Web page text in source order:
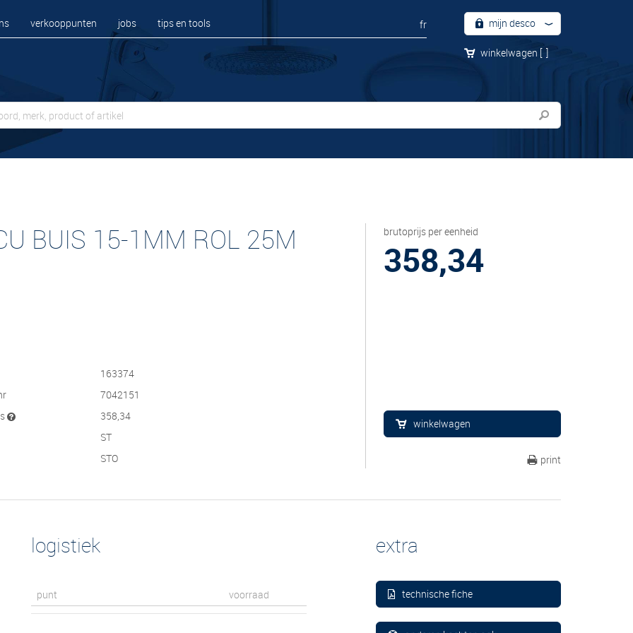
verkooppunten jobs tips en tools fr mijn desco
winkelwagen [ ]
BUIS 15-1MM ROL 25M
163374
7042151
358,34
ST
STO
brutoprijs per eenheid
358,34
winkelwagen
print
logistiek
punt voorraad
extra
technische fiche